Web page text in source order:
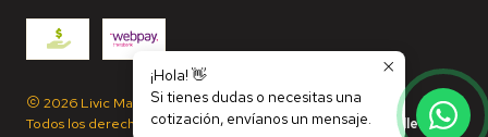
2026 Livic Maq SpA.
Todos los derechos reservados.Desarrollado por Jumpseller
¡Hola! 👋
Si tienes dudas o necesitas una
cotización, envíanos un mensaje.